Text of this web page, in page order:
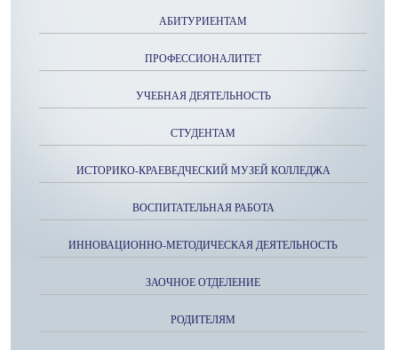
АБИТУРИЕНТАМ
ПРОФЕССИОНАЛИТЕТ
УЧЕБНАЯ ДЕЯТЕЛЬНОСТЬ
СТУДЕНТАМ
ИСТОРИКО-КРАЕВЕДЧЕСКИЙ МУЗЕЙ КОЛЛЕДЖА
ВОСПИТАТЕЛЬНАЯ РАБОТА
ИННОВАЦИОННО-МЕТОДИЧЕСКАЯ ДЕЯТЕЛЬНОСТЬ
ЗАОЧНОЕ ОТДЕЛЕНИЕ
РОДИТЕЛЯМ